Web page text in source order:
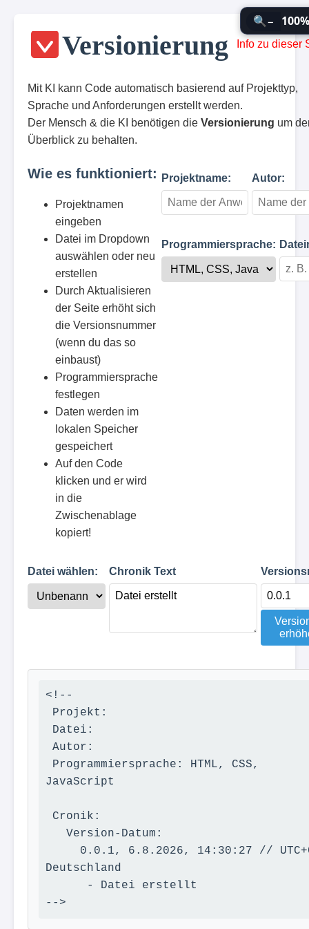
Versionierung Info zu dieser
Mit KI kann Code automatisch basierend auf Projekttyp,
Sprache und Anforderungen erstellt werden.
Der Mensch & die KI benötigen die Versionierung um
Überblick zu behalten.
Wie es funktioniert:
Projektnamen
eingeben
Datei im Dropdown
auswählen oder neu
erstellen
Durch Aktualisieren
der Seite erhöht sich
die Versionsnummer
(wenn du das so
einbaust)
Programmiersprache
festlegen
Daten werden im
lokalen Speicher
gespeichert
Auf den Code
klicken und er wird
in die
Zwischenablage
kopiert!
Autor:
Projektname:
Programmiersprache:
Datei wählen: Chronik Text
<!--
JavaScript
Deutschland
-->
🔍 − 100%